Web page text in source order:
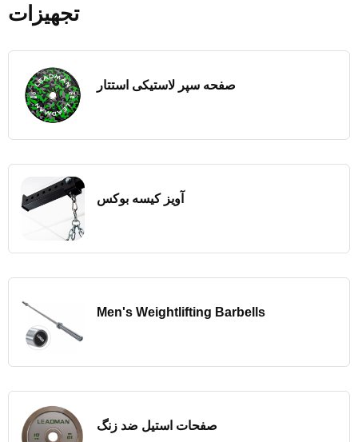
تجهیزات
صفحه سپر لاستیکی استتار
آویز کیسه بوکس
Men's Weightlifting Barbells
صفحات استیل ضد زنگ